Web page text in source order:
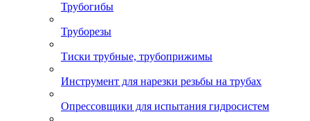
Трубогибы
Труборезы
Тиски трубные, трубоприжимы
Инструмент для нарезки резьбы на трубах
Опрессовщики для испытания гидросистем